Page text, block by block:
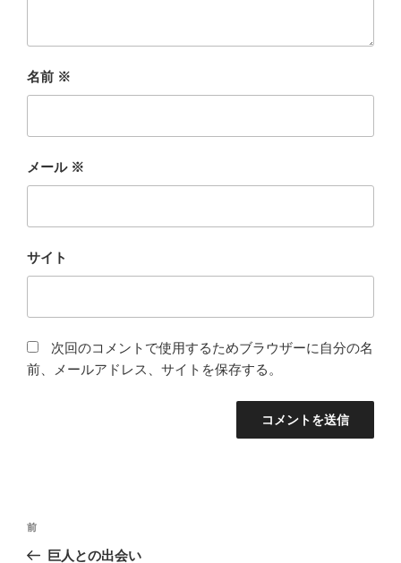
名前 ※
メール ※
サイト
次回のコメントで使用するためブラウザーに自分の名
前、メールアドレス、サイトを保存する。
投
前
の
前
巨人との出会い